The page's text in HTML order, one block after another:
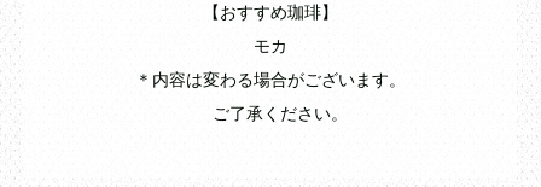
【おすすめ珈琲】
モカ
＊内容は変わる場合がございます。
ご了承ください。